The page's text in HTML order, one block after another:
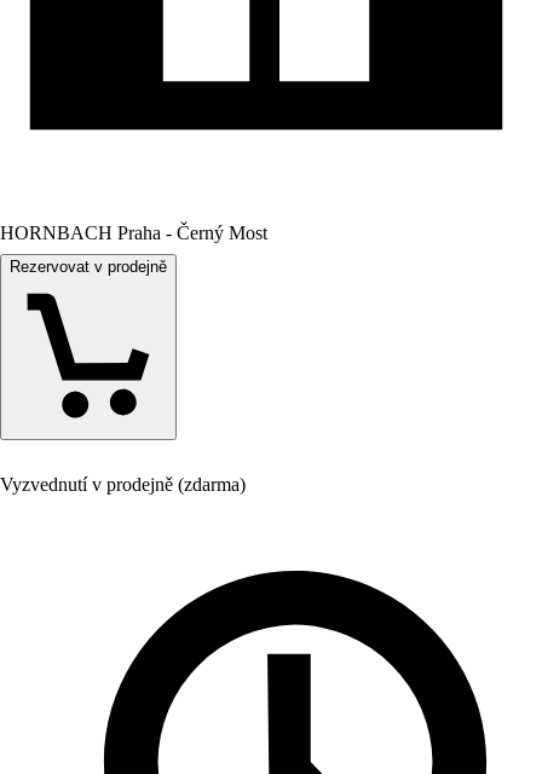
HORNBACH Praha - Černý Most
Rezervovat v prodejně
Vyzvednutí v prodejně (zdarma)